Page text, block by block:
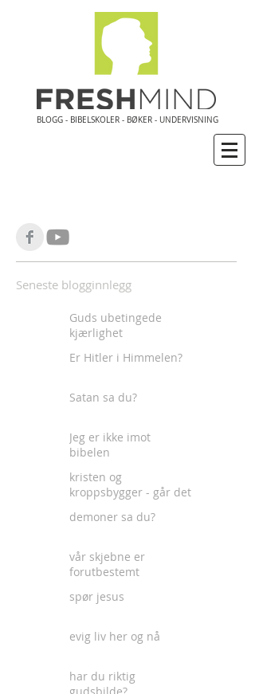
BLOGG - BIBELSKOLER - BØKER - UNDERVISNING
Seneste blogginnlegg
Guds ubetingede
kjærlighet
Er Hitler i Himmelen?
Satan sa du?
Jeg er ikke imot
bibelen
kristen og
kroppsbygger - går det
demoner sa du?
vår skjebne er
forutbestemt
spør jesus
evig liv her og nå
har du riktig